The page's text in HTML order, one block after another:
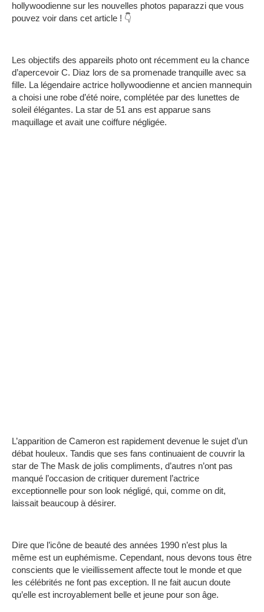
hollywoodienne sur les nouvelles photos paparazzi que vous
pouvez voir dans cet article ! 👇
Les objectifs des appareils photo ont récemment eu la chance
d’apercevoir C. Diaz lors de sa promenade tranquille avec sa
fille. La légendaire actrice hollywoodienne et ancien mannequin
a choisi une robe d’été noire, complétée par des lunettes de
soleil élégantes. La star de 51 ans est apparue sans
maquillage et avait une coiffure négligée.
L’apparition de Cameron est rapidement devenue le sujet d’un
débat houleux. Tandis que ses fans continuaient de couvrir la
star de The Mask de jolis compliments, d’autres n’ont pas
manqué l’occasion de critiquer durement l’actrice
exceptionnelle pour son look négligé, qui, comme on dit,
laissait beaucoup à désirer.
Dire que l’icône de beauté des années 1990 n’est plus la
même est un euphémisme. Cependant, nous devons tous être
conscients que le vieillissement affecte tout le monde et que
les célébrités ne font pas exception. Il ne fait aucun doute
qu’elle est incroyablement belle et jeune pour son âge.